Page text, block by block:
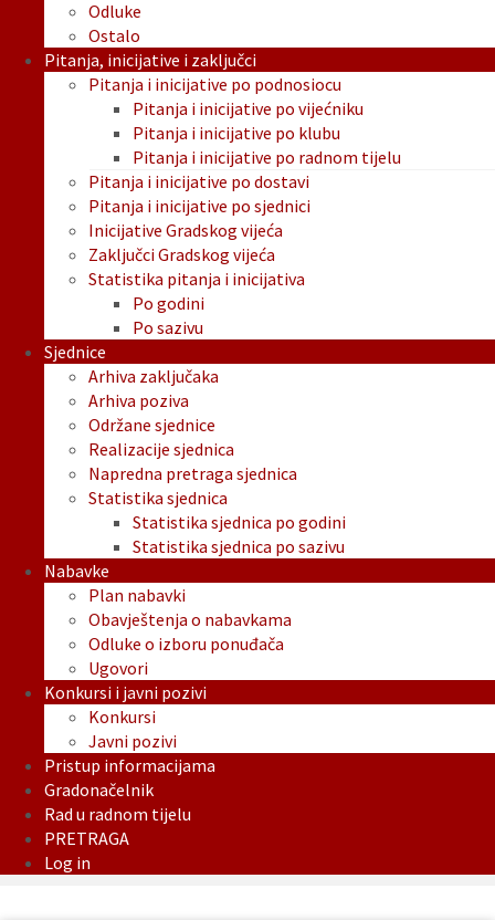
Odluke
Ostalo
Pitanja, inicijative i zaključci
Pitanja i inicijative po podnosiocu
Pitanja i inicijative po vijećniku
Pitanja i inicijative po klubu
Pitanja i inicijative po radnom tijelu
Pitanja i inicijative po dostavi
Pitanja i inicijative po sjednici
Inicijative Gradskog vijeća
Zaključci Gradskog vijeća
Statistika pitanja i inicijativa
Po godini
Po sazivu
Sjednice
Arhiva zaključaka
Arhiva poziva
Održane sjednice
Realizacije sjednica
Napredna pretraga sjednica
Statistika sjednica
Statistika sjednica po godini
Statistika sjednica po sazivu
Nabavke
Plan nabavki
Obavještenja o nabavkama
Odluke o izboru ponuđača
Ugovori
Konkursi i javni pozivi
Konkursi
Javni pozivi
Pristup informacijama
Gradonačelnik
Rad u radnom tijelu
PRETRAGA
Log in